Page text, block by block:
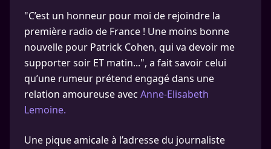
"C’est un honneur pour moi de rejoindre la
première radio de France ! Une moins bonne
nouvelle pour Patrick Cohen, qui va devoir me
supporter soir ET matin...", a fait savoir celui
qu’une rumeur prétend engagé dans une
relation amoureuse avec Anne-Elisabeth
Lemoine.
Une pique amicale à l’adresse du journaliste